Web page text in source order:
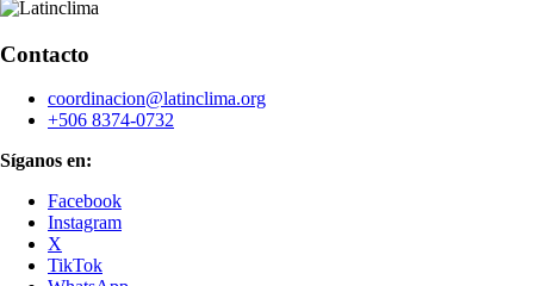
Contacto
coordinacion@latinclima.org
+506 8374-0732
Síganos en:
Facebook
Instagram
X
TikTok